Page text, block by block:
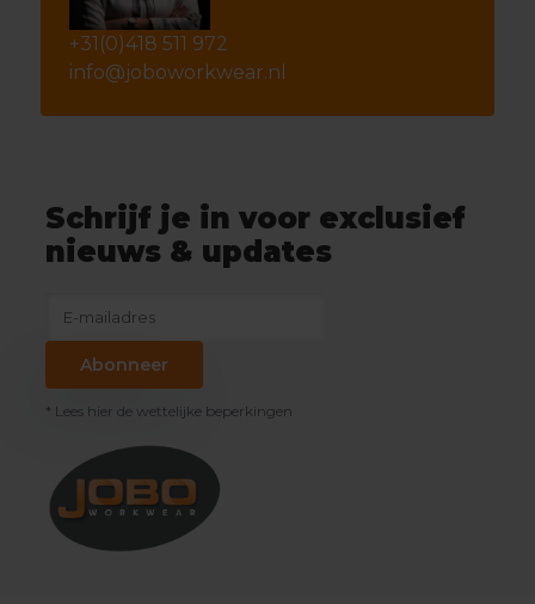
+31(0)418 511 972
info@joboworkwear.nl
Schrijf je in voor exclusief
nieuws & updates
Abonneer
* Lees hier de wettelijke beperkingen